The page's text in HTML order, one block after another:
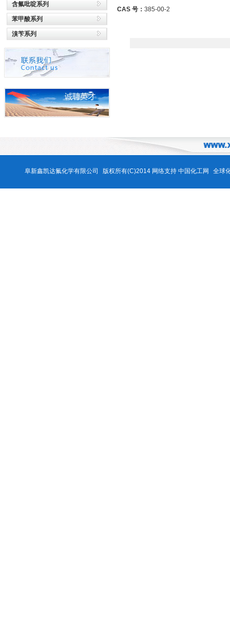
含氟吡啶系列
苯甲酸系列
溴苄系列
CAS 号： 385-00-2
阜新鑫凯达氟化学有限公司 版权所有(C)2014 网络支持中国化工网 全球